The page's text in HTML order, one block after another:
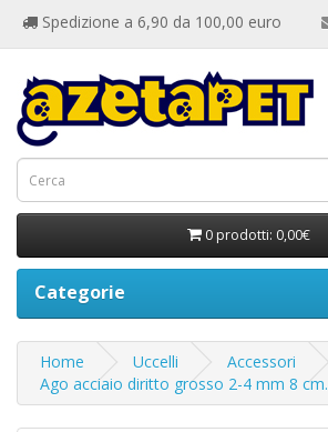
Spedizione a 6,90 da 100,00 euro
0 prodotti: 0,00€
Categorie
Home Uccelli
Accessori
Ago acciaio diritto grosso 2-4 mm 8 cm.